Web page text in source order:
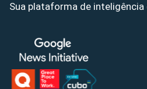
Sua plataforma de